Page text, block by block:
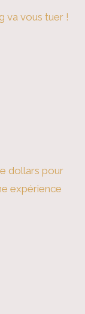
va vous tuer !
dollars pour
expérience